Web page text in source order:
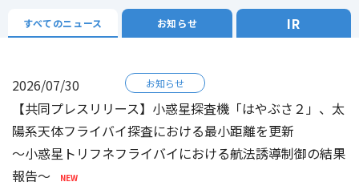
すべてのニュース お知らせ IR
2026/07/30 お知らせ
【共同プレスリリース】小惑星探査機「はやぶさ２」、太
陽系天体フライバイ探査における最小距離を更新
～小惑星トリフネフライバイにおける航法誘導制御の結果
報告～